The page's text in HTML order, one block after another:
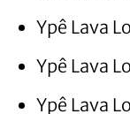
Ypê Lava
Ypê Lava
Ypê Lava